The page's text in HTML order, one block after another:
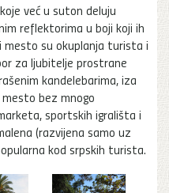
već u suton deluju
reflektorima u boji koji ih
mesto su okuplanja turista i
za ljubitelje prostrane
kandelebarima, iza
bez mnogo
sportskih igrališta i
(razvijena samo uz
kod srpskih turista.